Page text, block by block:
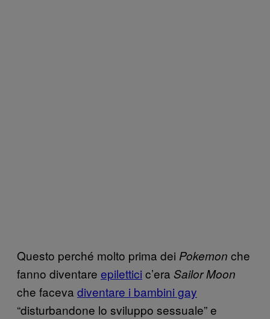
Questo perché molto prima dei Pokemon che
fanno diventare epilettici c’era Sailor Moon
che faceva diventare i bambini gay
“disturbandone lo sviluppo sessuale” e